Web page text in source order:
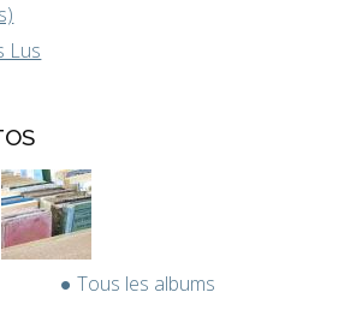
Lus
Tous les albums